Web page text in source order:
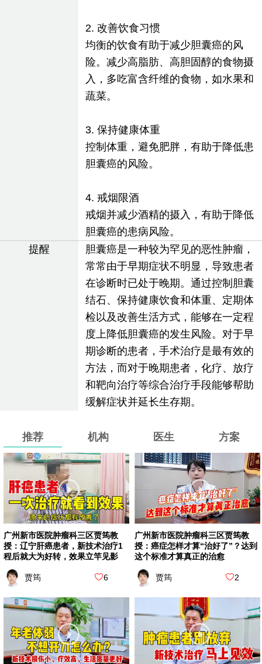
2. 改善饮食习惯
均衡的饮食有助于减少胆囊癌的风
险。减少高脂肪、高胆固醇的食物摄
入，多吃富含纤维的食物，如水果和
蔬菜。
3. 保持健康体重
控制体重，避免肥胖，有助于降低患
胆囊癌的风险。
4. 戒烟限酒
戒烟并减少酒精的摄入，有助于降低
胆囊癌的患病风险。
提醒
胆囊癌是一种较为罕见的恶性肿瘤，
常常由于早期症状不明显，导致患者
在诊断时已处于晚期。通过控制胆囊
结石、保持健康饮食和体重、定期体
检以及改善生活方式，能够在一定程
度上降低胆囊癌的发生风险。对于早
期诊断的患者，手术治疗是最有效的
方法，而对于晚期患者，化疗、放疗
和靶向治疗等综合治疗手段能够帮助
缓解症状并延长生存期。
推荐 机构 医生 方案
广州新市医院肿瘤科三区贾筠教
授：辽宁肝癌患者，新技术治疗1
程后就大为好转，效果立竿见影
贾筠 6
广州新市医院肿瘤科三区贾筠教
授：癌症怎样才算“治好了”？达到
这个标准才算真正的治愈
贾筠 2